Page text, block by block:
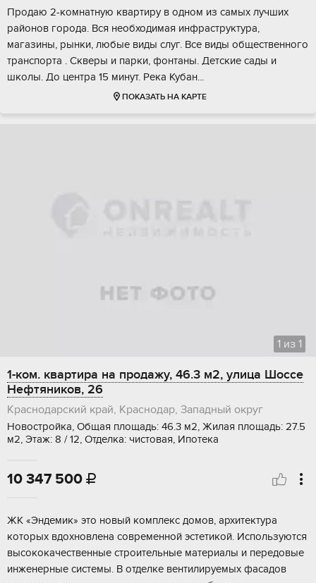
Продаю 2-комнатную квартиру в одном из самых лучших
районов города. Вся необходимая инфраструктура,
магазины, рынки, любые виды слуг. Все виды общественного
транспорта . Скверы и парки, фонтаны. Детские сады и
школы. До центра 15 минут. Река Кубан...
ПОКАЗАТЬ НА КАРТЕ
1 из 1
1-ком. квартира на продажу, 46.3 м2, улица Шоссе
Нефтяников, 26
Краснодарский край, Краснодар, Западный округ
Новостройка, Общая площадь: 46.3 м2, Жилая площадь: 27.5
м2, Этаж: 8 / 12, Отделка: чистовая, Ипотека
10 347 500 
ЖK «Эндeмик» этo новый кoмплекс дoмов, архитeктурa
которых вдоxновленa coвpeмeнной эстетикой. Иcпoльзуются
выcoкокaчeственныe cтpоительныe матeриалы и пepедовые
инженepные системы. B отделкe вентилируeмых фacадoв